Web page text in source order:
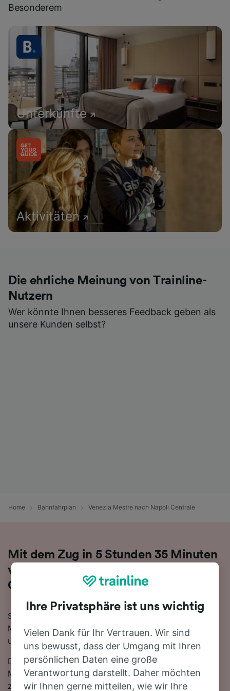
Besonderem
Unterkünfte
Aktivitäten
Die ehrliche Meinung von Trainline-
Nutzern
Wer könnte Ihnen besseres Feedback geben als
unsere Kunden selbst?
Home Bahnfahrplan Venezia Mestre nach Napoli Centrale
Mit dem Zug in 5 Stunden 35 Minuten
von Venezia Mestre nach Napoli
Centrale
Sie denken darüber nach, für Ihre Reise von Venezia
Mestre nach Napoli Centrale den Zug zu nehmen? Bei
uns sind Sie goldrichtig!
Die schnellste Fahrtzeit, um die 541 km von Venezia
Mestre nach Napoli Centrale mit dem Zug
zurückzulegen beträgt 5 Stunden 35 Minuten, wobei
Ihre Privatsphäre ist uns wichtig
Vielen Dank für Ihr Vertrauen. Wir sind
uns bewusst, dass der Umgang mit Ihren
persönlichen Daten eine große
Verantwortung darstellt. Daher möchten
wir Ihnen gerne mitteilen, wie wir Ihre